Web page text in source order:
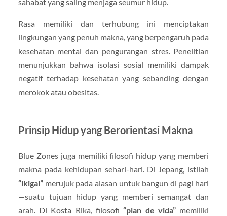
Rasa memiliki dan terhubung ini menciptakan
lingkungan yang penuh makna, yang berpengaruh pada
kesehatan mental dan pengurangan stres. Penelitian
menunjukkan bahwa isolasi sosial memiliki dampak
negatif terhadap kesehatan yang sebanding dengan
merokok atau obesitas.
Prinsip Hidup yang Berorientasi Makna
Blue Zones juga memiliki filosofi hidup yang memberi
makna pada kehidupan sehari-hari. Di Jepang, istilah
“ikigai”merujuk pada alasan untuk bangun di pagi hari
—suatu tujuan hidup yang memberi semangat dan
arah. Di Kosta Rika, filosofi“plan de vida”memiliki